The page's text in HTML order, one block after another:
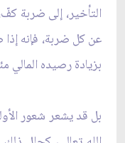
عن كل ضربة، فإنه إذا
بزيادة رصيده المالي
بل قد يشعر شعور